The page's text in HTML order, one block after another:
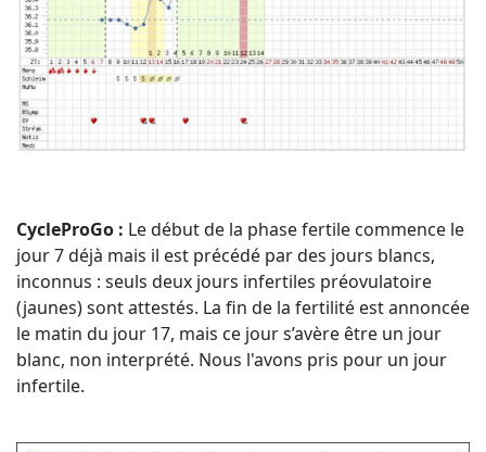
CycleProGo : Le début de la phase fertile commence le
jour 7 déjà mais il est précédé par des jours blancs,
inconnus : seuls deux jours infertiles préovulatoire
(jaunes) sont attestés. La fin de la fertilité est annoncée
le matin du jour 17, mais ce jour s’avère être un jour
blanc, non interprété. Nous l'avons pris pour un jour
infertile.